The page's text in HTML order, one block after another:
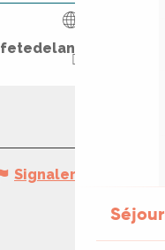
fetedelanature.com
Signaler une erreur